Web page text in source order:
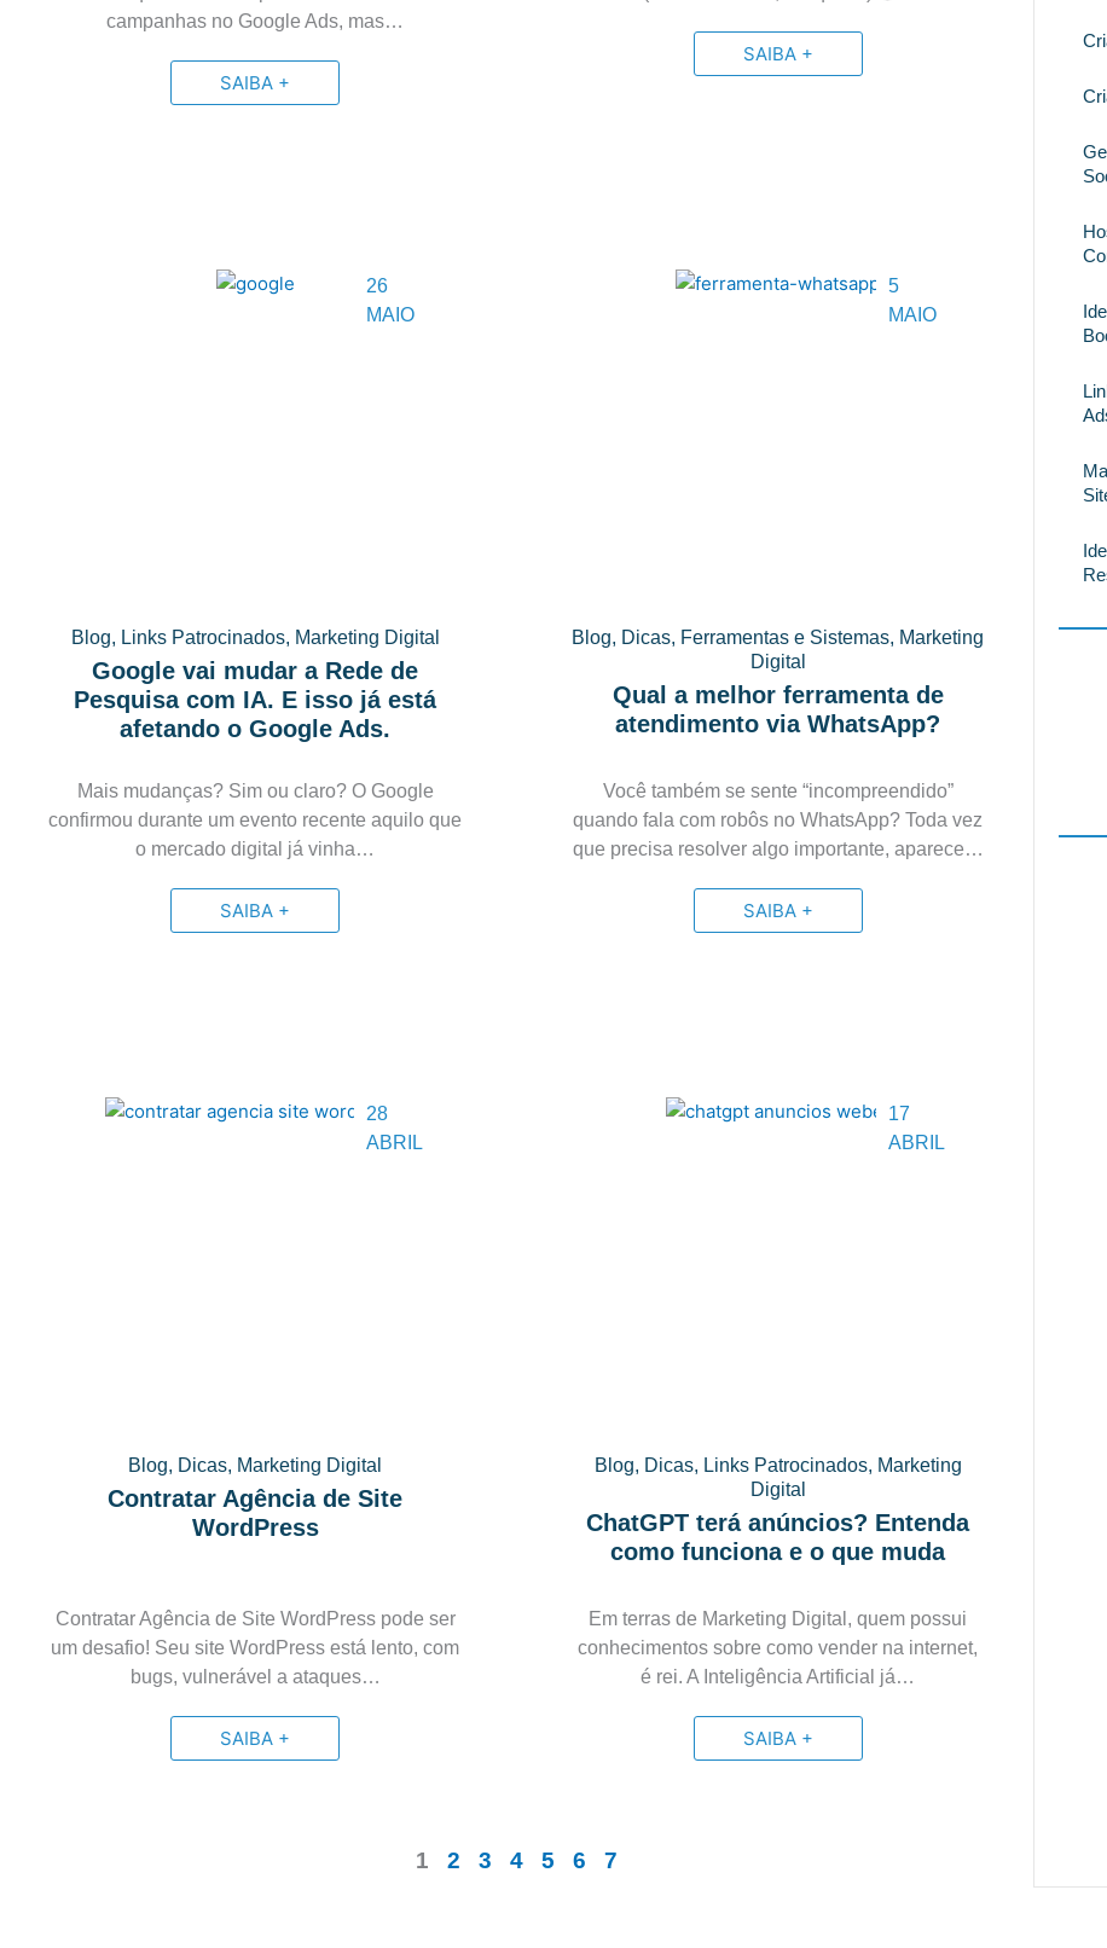
campanhas no Google Ads, mas…
SAIBA +
SAIBA +
Blog, Links Patrocinados, Marketing Digital
Google vai mudar a Rede de
Pesquisa com IA. E isso já está
afetando o Google Ads.
26
MAIO
Mais mudanças? Sim ou claro? O Google
confirmou durante um evento recente aquilo que
o mercado digital já vinha…
SAIBA +
Blog, Dicas, Ferramentas e Sistemas, Marketing
Digital
Qual a melhor ferramenta de
atendimento via WhatsApp?
5
MAIO
Você também se sente “incompreendido”
quando fala com robôs no WhatsApp? Toda vez
que precisa resolver algo importante, aparece…
SAIBA +
Blog, Dicas, Marketing Digital
Contratar Agência de Site
WordPress
28
ABRIL
Contratar Agência de Site WordPress pode ser
um desafio! Seu site WordPress está lento, com
bugs, vulnerável a ataques…
SAIBA +
Blog, Dicas, Links Patrocinados, Marketing
Digital
ChatGPT terá anúncios? Entenda
como funciona e o que muda
17
ABRIL
Em terras de Marketing Digital, quem possui
conhecimentos sobre como vender na internet,
é rei. A Inteligência Artificial já…
SAIBA +
1 2 3 4 5 6 7